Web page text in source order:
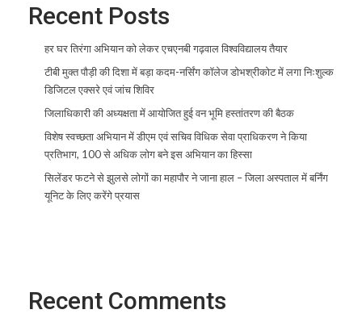
Recent Posts
हर घर तिरंगा अभियान को लेकर एचएनबी गढ़वाल विश्वविद्यालय तैयार
टीबी मुक्त पौड़ी की दिशा में बड़ा कदम-नर्सिंग कॉलेज डोभश्रीकोट में लगा निःशुल्क
डिजिटल एक्सरे एवं जांच शिविर
जिलाधिकारी की अध्यक्षता में आयोजित हुई वन भूमि हस्तांतरण की बैठक
विशेष स्वच्छता अभियान में डीएम एवं सचिव विधिक सेवा प्राधिकरण ने किया
प्रतिभाग, 100 से अधिक लोग बने इस अभियान का हिस्सा
सिलेंडर फटने से झुलसे लोगों का महापौर ने जाना हाल – जिला अस्पताल में बर्निंग
यूनिट के लिए करेंगे प्रयास
Recent Comments